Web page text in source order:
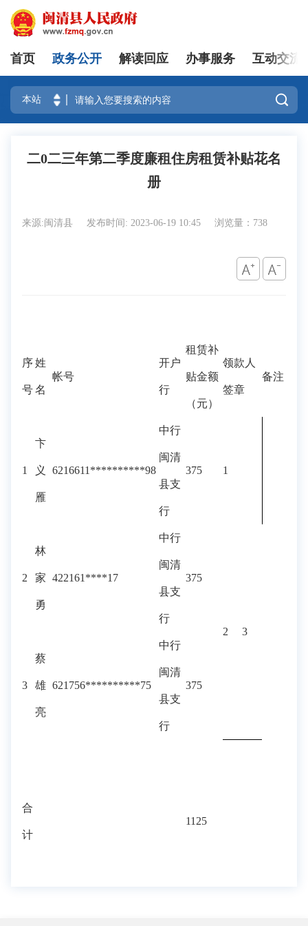
登录
首页 政务公开 解读回应 办事服务 互动交流

二0二三年第二季度廉租住房租赁补贴花名
册
来源:闽清县 发布时间: 2023-06-19 10:45 浏览量：738
序
号
姓
名
帐号
开户
行
租赁补
贴金额
（元）
领款人
签章
备注
1
卞
义
雁
6216611**********98
中行
闽清
县支
行
375 1
2
林
家
勇
422161****17
中行
闽清
县支
行
375
2 3
3
蔡
雄
亮
621756**********75
中行
闽清
县支
行
375
合
计
1125